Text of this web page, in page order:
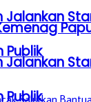
Jalankan
Publik
Jalankan
Publik